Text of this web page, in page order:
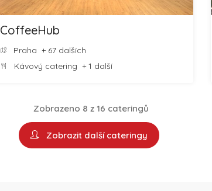
CoffeeHub
Praha + 67 dalších
Kávový catering + 1 další
Zobrazeno 8 z 16 cateringů
Zobrazit další cateringy